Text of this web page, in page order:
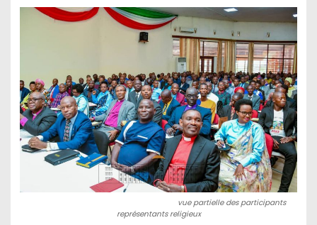
vue partielle des participants
représentants religieux